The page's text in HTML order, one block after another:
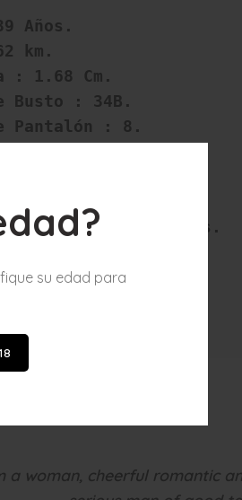
su edad para
Años.
km.
: 1.68 Cm.
Busto : 34B.
Pantalón : 8.
Atención : 24Horas.
Norte.
a woman, cheerful romantic